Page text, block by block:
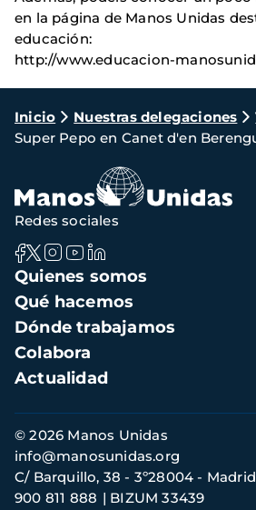
en la página de Manos Unidas
educación:
http://www.educacion-
Ruta
de
navegación
Inicio Nuestras delegaciones
Super Pepo en Canet d'en
Navegación
principal
Quienes somos
Qué hacemos
Dónde trabajamos
Colabora
Actualidad
Redes sociales
Información
de
contacto
© 2026 Manos Unidas
C/ Barquillo, 38 - 3º28004 -
900 811 888
BIZUM 33439
info@manosunidas.org